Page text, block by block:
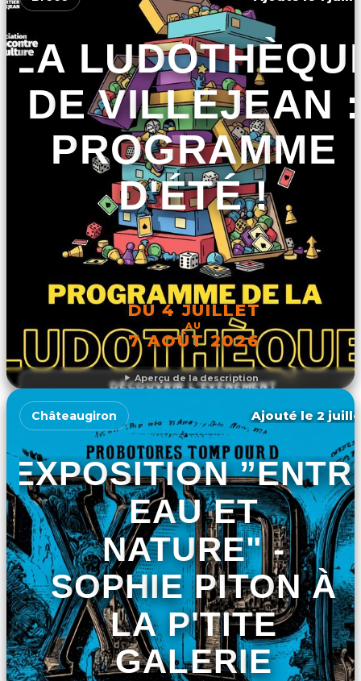
Aperçu de la description
LA
DE VILLEJEAN :
PROGRAMME
D'ÉTÉ !
DU 4 JUILLET
AU
7 AOÛT 2026
DÉCOUVRIR L'ÉVÉNEMENT
Châteaugiron Ajouté le 2
EXPOSITION
EAU ET
NATURE" -
SOPHIE PITON À
LA P'TITE
GALERIE